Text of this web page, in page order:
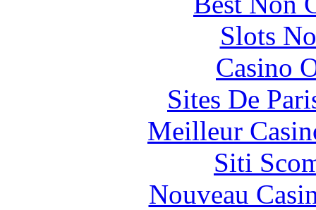
Slots
Casino
Sites De
Meilleur
Siti
Nouveau